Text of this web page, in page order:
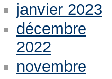
janvier 2023
décembre
2022
novembre